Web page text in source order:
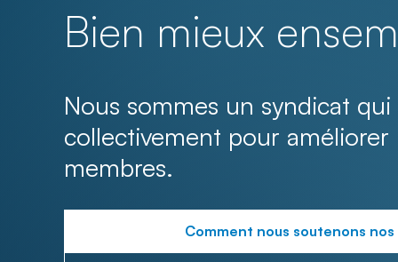
Bien mieux
Nous sommes un syndicat
collectivement pour améliorer
membres.
Comment nous soutenons